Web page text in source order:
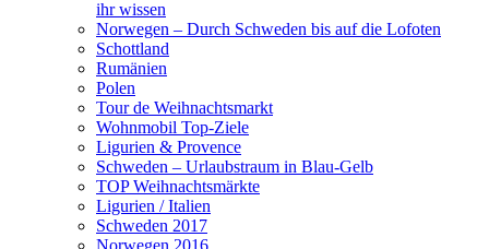
ihr wissen
Norwegen – Durch Schweden bis auf die Lofoten
Schottland
Rumänien
Polen
Tour de Weihnachtsmarkt
Wohnmobil Top-Ziele
Ligurien & Provence
Schweden – Urlaubstraum in Blau-Gelb
TOP Weihnachtsmärkte
Ligurien / Italien
Schweden 2017
Norwegen 2016